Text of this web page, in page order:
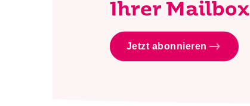
Ihrer Mailbox
Jetzt abonnieren